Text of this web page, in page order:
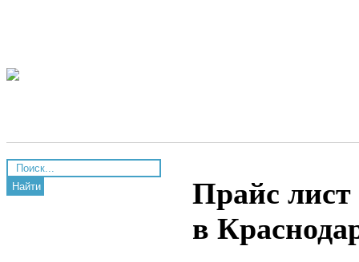
Найти
Прайс
в